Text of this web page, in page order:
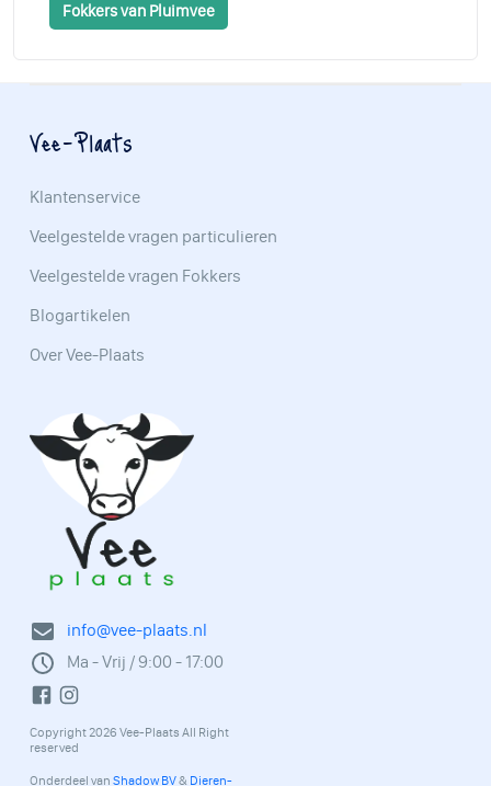
Fokkers van Pluimvee
info@vee-plaats.nl
Ma - Vrij / 9:00 - 17:00
Copyright 2026 Vee-Plaats All Right
reserved
Onderdeel van Shadow BV& Dieren-
Vee-Plaats
Klantenservice
Veelgestelde vragen particulieren
Veelgestelde vragen Fokkers
Blogartikelen
Over Vee-Plaats